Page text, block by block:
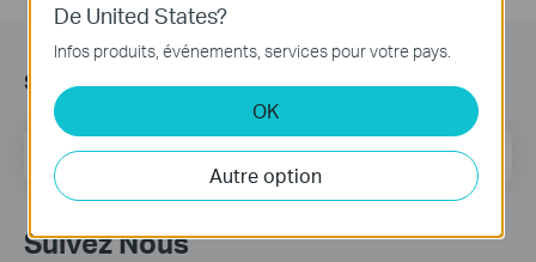
s’Abonner
E-mail S'enregistrer
Suivez Nous
De United States?
Infos produits, événements, services pour votre pays.
OK
Autre option